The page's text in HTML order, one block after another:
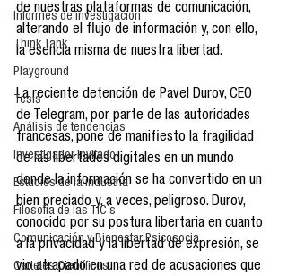
Informes de investigación
Think Tank
Playground
Tesis
Análisis de tendencias
Investigador Invitado
Estudios de la industria
Filosofía de las TIC´s
Comunicación y Bienestar Psicosocia
Carteles Científicos
de nuestras plataformas de comunicación,
alterando el flujo de información y, con ello,
la esencia misma de nuestra libertad.
La reciente detención de Pavel Durov, CEO
de Telegram, por parte de las autoridades
francesas, pone de manifiesto la fragilidad
de las libertades digitales en un mundo
donde la información se ha convertido en un
bien preciado y, a veces, peligroso. Durov,
conocido por su postura libertaria en cuanto
a la privacidad y la libertad de expresión, se
vio atrapado en una red de acusaciones que